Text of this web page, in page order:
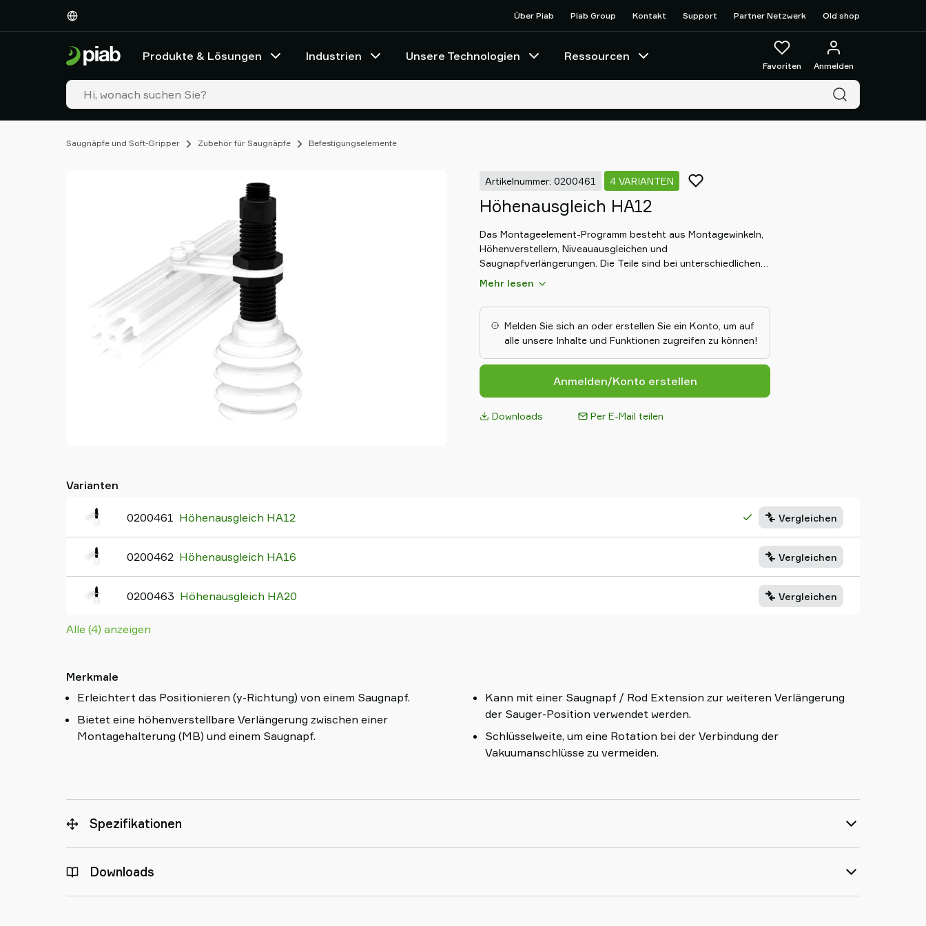
Über Piab Piab Group Kontakt Support Partner Netzwerk Old shop
Produkte & Lösungen Industrien Unsere Technologien Ressourcen
Favoriten Anmelden
Saugnäpfe und Soft-Gripper Zubehör für Saugnäpfe Befestigungselemente
Artikelnummer: 0200461 4 VARIANTEN
Höhenausgleich HA12
Das Montageelement-Programm besteht aus Montagewinkeln,
Höhenverstellern, Niveauausgleichen und
Saugnapfverlängerungen. Die Teile sind bei unterschiedlichen
Größen und Anwendungen kombinierbar. Die Teile können leicht
werden und sind nicht nur für ein Profil geeignet. Alle Teile der
gleichen Größe/Kategorie passen perfekt zusammen und
bilden damit einen einfach zu bedienenden, kompakten,
flexiblen sowie verstellbaren Halterungs-"Bausatz" für die
Saugnäpfe.
Mehr lesen
Melden Sie sich an oder erstellen Sie ein Konto, um auf
alle unsere Inhalte und Funktionen zugreifen zu können!
Anmelden/Konto erstellen
Downloads Per E-Mail teilen
Varianten
0200461 Höhenausgleich HA12 Vergleichen
0200462 Höhenausgleich HA16 Vergleichen
0200463 Höhenausgleich HA20 Vergleichen
Alle (4) anzeigen
Merkmale
Erleichtert das Positionieren (y-Richtung) von einem Saugnapf.
Bietet eine höhenverstellbare Verlängerung zwischen einer
Montagehalterung (MB) und einem Saugnapf.
Kann mit einer Saugnapf / Rod Extension zur weiteren Verlängerung
der Sauger-Position verwendet werden.
Schlüsselweite, um eine Rotation bei der Verbindung der
Vakuumanschlüsse zu vermeiden.
Spezifikationen
Downloads
Produkte
Industrien
Technologien
Ressourcen